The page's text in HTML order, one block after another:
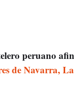
peruano
de Navarra,